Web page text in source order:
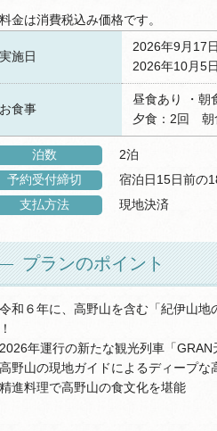
金は消費税込み価格です。
実施日
2026年9月17
2026年10月5
お食事
昼食あり ・朝
夕食：2回 朝
泊数
2泊
予約受付締切
宿泊日15日前の
支払方法
現地決済
プランのポイント
和６年に、高野山を含む「紀伊山地
年運行の新たな観光列車「GRAN
野山の現地ガイドによるディープな
進料理で高野山の食文化を堪能